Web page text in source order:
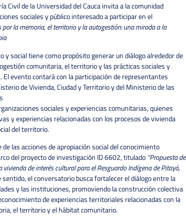
Civil de la Universidad del Cauca invita a la comunidad
sociales y público interesado a participar en el
por la memoria, el territorio y la autogestión: una mirada a la
y social tiene como propósito generar un diálogo alrededor de
comunitaria, el territorio y las prácticas sociales y
El evento contará con la participación de representantes
de Vivienda, Ciudad y Territorio y del Ministerio de las
sociales y experiencias comunitarias, quienes
y experiencias relacionadas con los procesos de vivienda
del territorio.
las acciones de apropiación social del conocimiento
del proyecto de investigación ID 6602, titulado “Propuesta de
de interés cultural para el Resguardo Indígena de Pitayó,
sentido, el conversatorio busca fortalecer el diálogo entre la
y las instituciones, promoviendo la construcción colectiva
de experiencias territoriales relacionadas con la
el territorio y el hábitat comunitario.